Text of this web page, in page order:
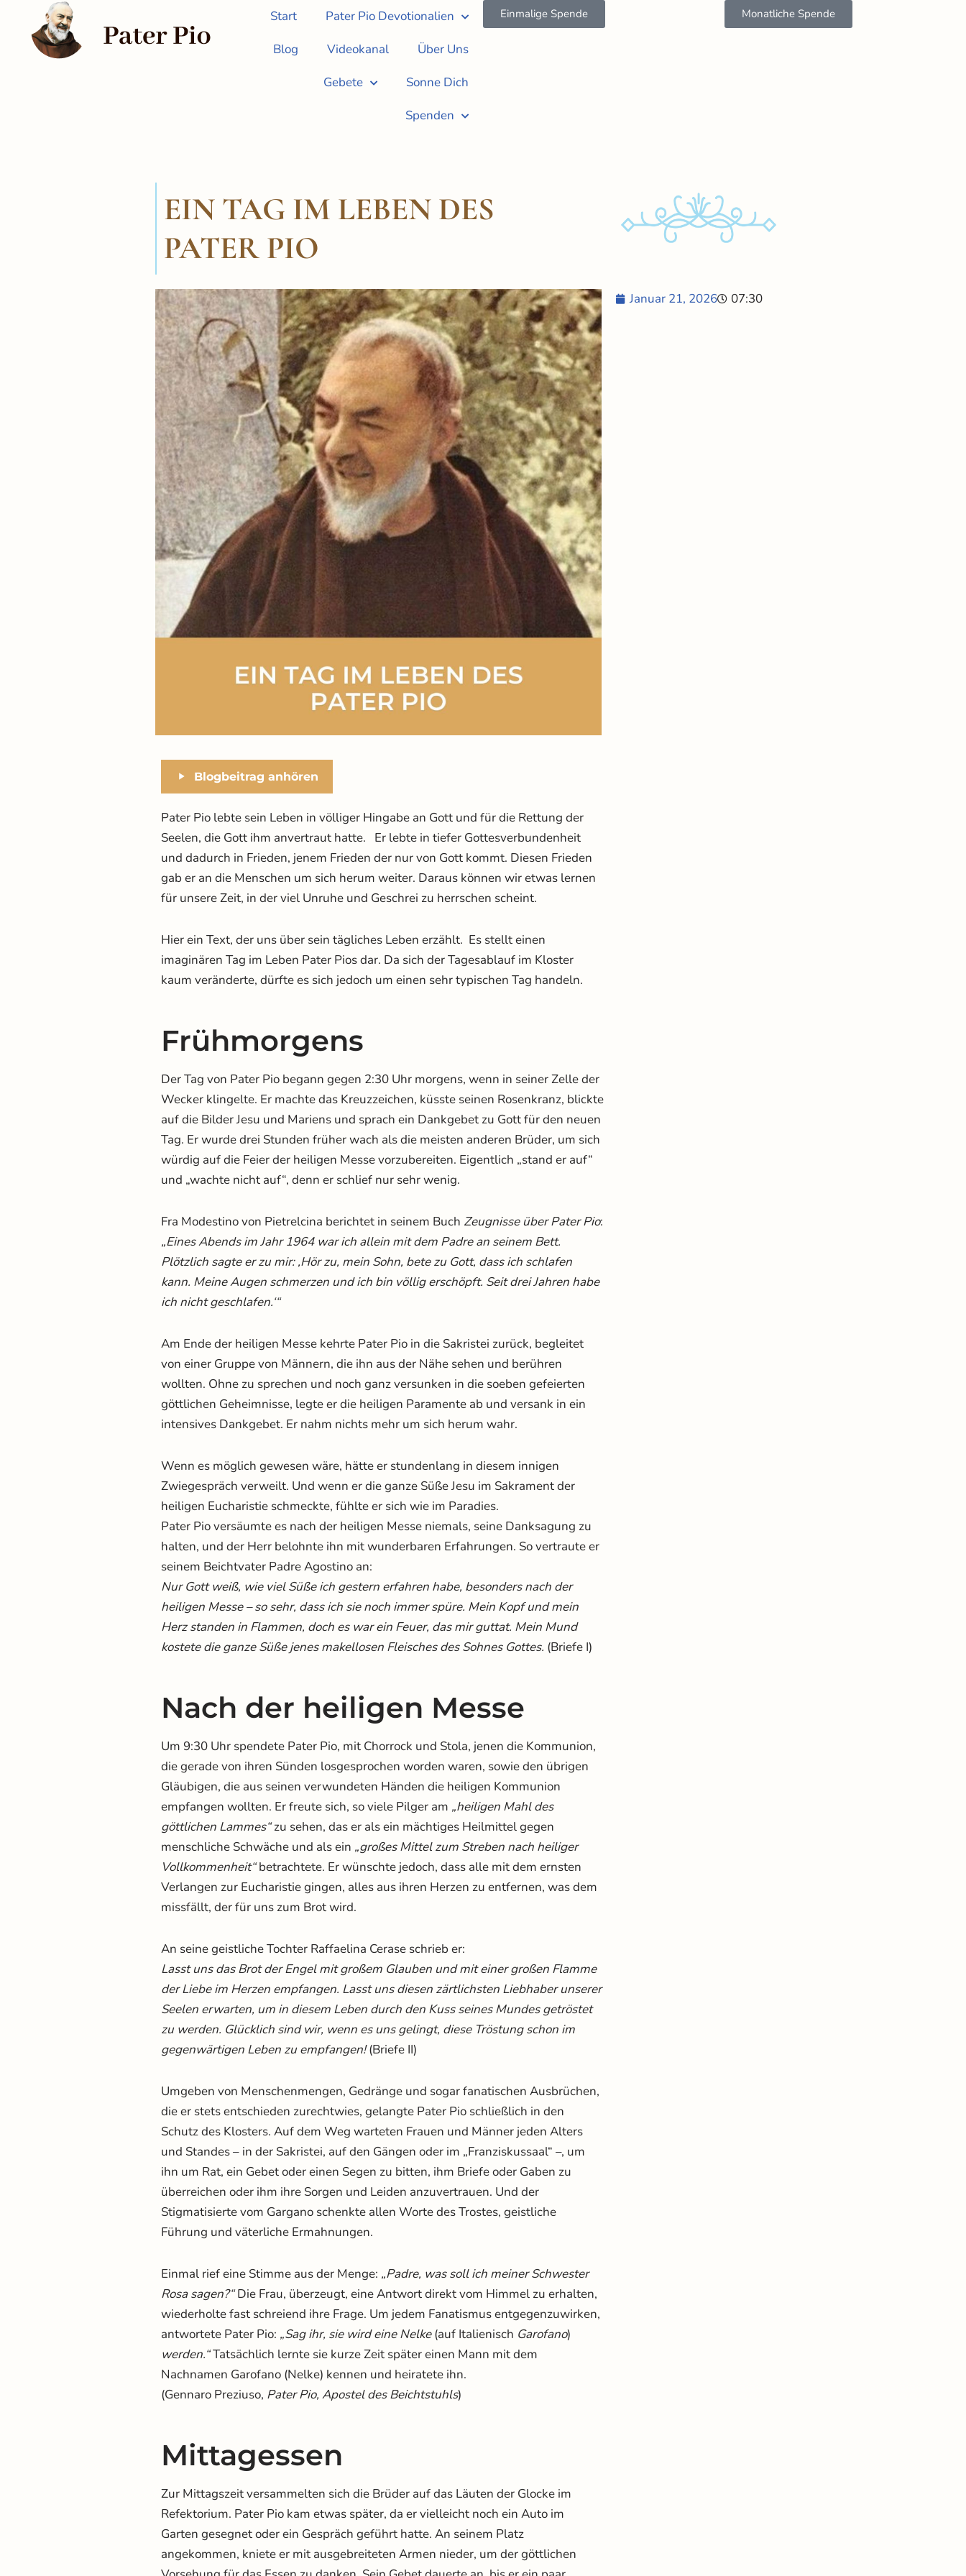
Zum
Start
Pater Pio Devotionalien
Blog
Videokanal
Über Uns
Gebete
Sonne Dich
Spenden
Einmalige Spende Monatliche Spende
EIN TAG IM LEBEN DES
PATER PIO
Januar 21, 2026 07:30
Blogbeitrag anhören
Pater Pio lebte sein Leben in völliger Hingabe an Gott und für die Rettung der
Seelen, die Gott ihm anvertraut hatte. Er lebte in tiefer Gottesverbundenheit
und dadurch in Frieden, jenem Frieden der nur von Gott kommt. Diesen Frieden
gab er an die Menschen um sich herum weiter. Daraus können wir etwas lernen
für unsere Zeit, in der viel Unruhe und Geschrei zu herrschen scheint.
Hier ein Text, der uns über sein tägliches Leben erzählt. Es stellt einen
imaginären Tag im Leben Pater Pios dar. Da sich der Tagesablauf im Kloster
kaum veränderte, dürfte es sich jedoch um einen sehr typischen Tag handeln.
Frühmorgens
Der Tag von Pater Pio begann gegen 2:30 Uhr morgens, wenn in seiner Zelle der
Wecker klingelte. Er machte das Kreuzzeichen, küsste seinen Rosenkranz, blickte
auf die Bilder Jesu und Mariens und sprach ein Dankgebet zu Gott für den neuen
Tag. Er wurde drei Stunden früher wach als die meisten anderen Brüder, um sich
würdig auf die Feier der heiligen Messe vorzubereiten. Eigentlich „stand er auf“
und „wachte nicht auf“, denn er schlief nur sehr wenig.
Fra Modestino von Pietrelcina berichtet in seinem Buch Zeugnisse über Pater Pio:
„Eines Abends im Jahr 1964 war ich allein mit dem Padre an seinem Bett.
Plötzlich sagte er zu mir: ‚Hör zu, mein Sohn, bete zu Gott, dass ich schlafen
kann. Meine Augen schmerzen und ich bin völlig erschöpft. Seit drei Jahren habe
ich nicht geschlafen.‘“
Am Ende der heiligen Messe kehrte Pater Pio in die Sakristei zurück, begleitet
von einer Gruppe von Männern, die ihn aus der Nähe sehen und berühren
wollten. Ohne zu sprechen und noch ganz versunken in die soeben gefeierten
göttlichen Geheimnisse, legte er die heiligen Paramente ab und versank in ein
intensives Dankgebet. Er nahm nichts mehr um sich herum wahr.
Wenn es möglich gewesen wäre, hätte er stundenlang in diesem innigen
Zwiegespräch verweilt. Und wenn er die ganze Süße Jesu im Sakrament der
heiligen Eucharistie schmeckte, fühlte er sich wie im Paradies.
Pater Pio versäumte es nach der heiligen Messe niemals, seine Danksagung zu
halten, und der Herr belohnte ihn mit wunderbaren Erfahrungen. So vertraute er
seinem Beichtvater Padre Agostino an:
Nur Gott weiß, wie viel Süße ich gestern erfahren habe, besonders nach der
heiligen Messe – so sehr, dass ich sie noch immer spüre. Mein Kopf und mein
Herz standen in Flammen, doch es war ein Feuer, das mir guttat. Mein Mund
kostete die ganze Süße jenes makellosen Fleisches des Sohnes Gottes. (Briefe I)
Nach der heiligen Messe
Um 9:30 Uhr spendete Pater Pio, mit Chorrock und Stola, jenen die Kommunion,
die gerade von ihren Sünden losgesprochen worden waren, sowie den übrigen
Gläubigen, die aus seinen verwundeten Händen die heiligen Kommunion
empfangen wollten. Er freute sich, so viele Pilger am „heiligen Mahl des
göttlichen Lammes“zu sehen, das er als ein mächtiges Heilmittel gegen
menschliche Schwäche und als ein „großes Mittel zum Streben nach heiliger
Vollkommenheit“betrachtete. Er wünschte jedoch, dass alle mit dem ernsten
Verlangen zur Eucharistie gingen, alles aus ihren Herzen zu entfernen, was dem
missfällt, der für uns zum Brot wird.
An seine geistliche Tochter Raffaelina Cerase schrieb er:
Lasst uns das Brot der Engel mit großem Glauben und mit einer großen Flamme
der Liebe im Herzen empfangen. Lasst uns diesen zärtlichsten Liebhaber unserer
Seelen erwarten, um in diesem Leben durch den Kuss seines Mundes getröstet
zu werden. Glücklich sind wir, wenn es uns gelingt, diese Tröstung schon im
gegenwärtigen Leben zu empfangen!(Briefe II)
Umgeben von Menschenmengen, Gedränge und sogar fanatischen Ausbrüchen,
die er stets entschieden zurechtwies, gelangte Pater Pio schließlich in den
Schutz des Klosters. Auf dem Weg warteten Frauen und Männer jeden Alters
und Standes – in der Sakristei, auf den Gängen oder im „Franziskussaal“ –, um
ihn um Rat, ein Gebet oder einen Segen zu bitten, ihm Briefe oder Gaben zu
überreichen oder ihm ihre Sorgen und Leiden anzuvertrauen. Und der
Stigmatisierte vom Gargano schenkte allen Worte des Trostes, geistliche
Führung und väterliche Ermahnungen.
Einmal rief eine Stimme aus der Menge: „Padre, was soll ich meiner Schwester
Rosa sagen?“Die Frau, überzeugt, eine Antwort direkt vom Himmel zu erhalten,
wiederholte fast schreiend ihre Frage. Um jedem Fanatismus entgegenzuwirken,
antwortete Pater Pio: „Sag ihr, sie wird eine Nelke(auf Italienisch Garofano)
werden.“Tatsächlich lernte sie kurze Zeit später einen Mann mit dem
Nachnamen Garofano (Nelke) kennen und heiratete ihn.
(Gennaro Preziuso, Pater Pio, Apostel des Beichtstuhls)
Mittagessen
Zur Mittagszeit versammelten sich die Brüder auf das Läuten der Glocke im
Refektorium. Pater Pio kam etwas später, da er vielleicht noch ein Auto im
Garten gesegnet oder ein Gespräch geführt hatte. An seinem Platz
angekommen, kniete er mit ausgebreiteten Armen nieder, um der göttlichen